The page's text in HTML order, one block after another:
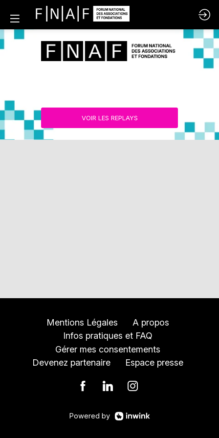
VOIR LES REPLAYS
Mentions Légales
A propos
Infos pratiques et FAQ
Gérer mes consentements
Devenez partenaire
Espace presse
Powered by